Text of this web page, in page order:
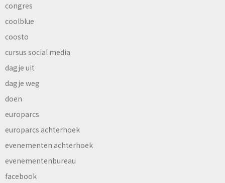
congres
coolblue
coosto
cursus social media
dagje uit
dagje weg
doen
europarcs
europarcs achterhoek
evenementen achterhoek
evenementenbureau
facebook